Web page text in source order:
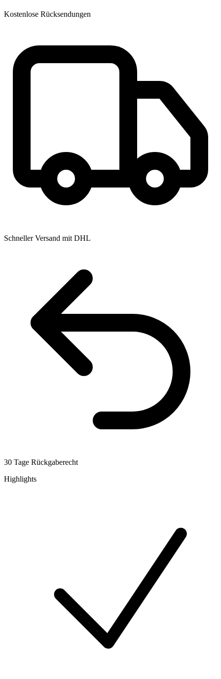
Kostenlose Rücksendungen
Schneller Versand mit DHL
30 Tage Rückgaberecht
Highlights